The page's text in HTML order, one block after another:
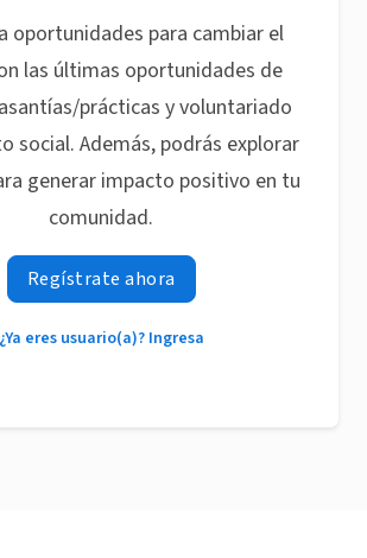
oportunidades para cambiar el
las últimas oportunidades de
prácticas y voluntariado
social. Además, podrás explorar
generar impacto positivo en tu
comunidad.
Regístrate ahora
¿Ya eres usuario(a)? Ingresa